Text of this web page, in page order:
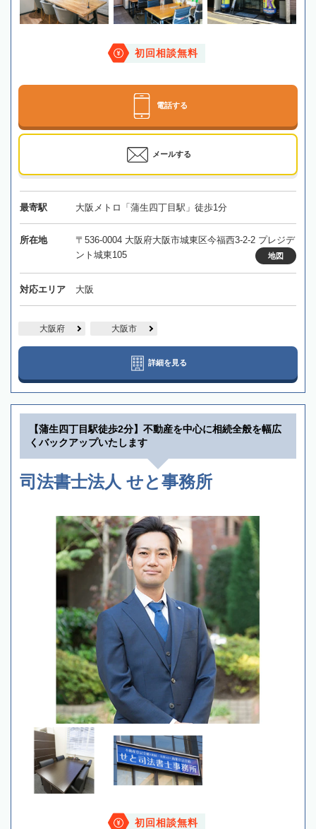
初回相談無料
電話する
メールする
最寄駅 大阪メトロ「蒲生四丁目駅」徒歩1分
所在地
〒536-0004 大阪府大阪市城東区今福西3-2-2 プレジデ
ント城東105
地図
対応エリア 大阪
大阪府 大阪市
詳細を見る
【蒲生四丁目駅徒歩2分】不動産を中心に相続全般を幅広
くバックアップいたします
司法書士法人 せと事務所
初回相談無料